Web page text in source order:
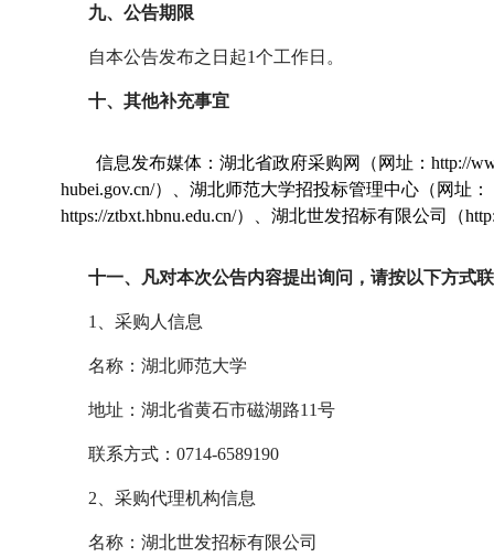
九、公告期限
自本公告发布之日起1个工作日。
十、其他补充事宜
信息发布媒体：湖北省政府采购网（网址： http://
hubei.gov.cn/）、湖北师范大学招投标管理中心（网址：
https://ztbxt.hbnu.edu.cn/）、湖北世发招标有限公司（
十一、凡对本次公告内容提出询问，请按以下方式
1、采购人信息
名称：湖北师范大学
地址：湖北省黄石市磁湖路11号
联系方式： 0714-6589190
2、采购代理机构信息
名称：湖北世发招标有限公司